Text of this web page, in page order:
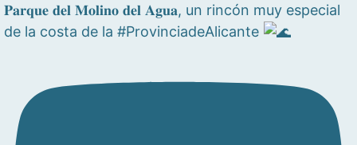
𝐏𝐚𝐫𝐪𝐮𝐞 𝐝𝐞𝐥 𝐌𝐨𝐥𝐢𝐧𝐨 𝐝𝐞𝐥 𝐀𝐠𝐮𝐚, un rincón muy especial
de la costa de la #ProvinciadeAlicante